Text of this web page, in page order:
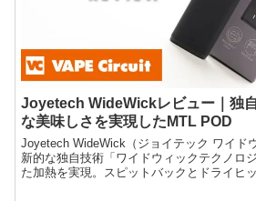
Joyetech WideWickレビュー｜独
な美味しさを実現したMTL POD
Joyetech WideWick（ジョイテック ワイド
新的な独自技術「ワイドウィックテクノロ
た加熱を実現。スピットバックとドライヒ